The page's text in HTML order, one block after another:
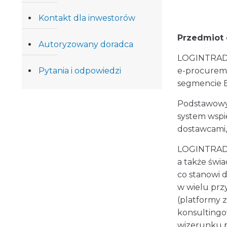
Kontakt dla inwestorów
Autoryzowany doradca
Pytania i odpowiedzi
Przedmiot
e-
segmencie
system
a także
co stanowi
w wielu
(platformy